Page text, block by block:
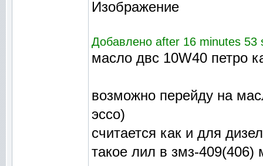
Добавлено after 16 minutes 53
масло двс 10W40 петро
возможно перейду на
эссо)
считается как и для
такое лил в змз-